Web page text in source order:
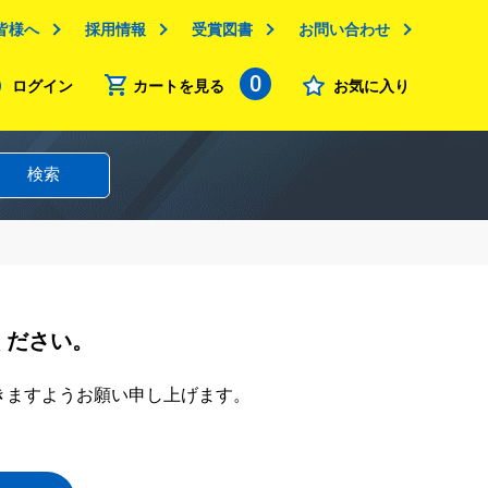
様へ 採用情報 受賞図書 お問い合わせ
ログイン カートを見る 0 お気に入り
検索
さい。
すようお願い申し上げます。